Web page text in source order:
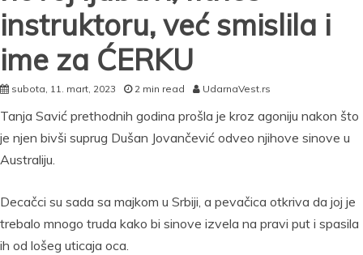
instruktoru, već smislila i
ime za ĆERKU
subota, 11. mart, 2023 2 min read UdarnaVest.rs
Tanja Savić prethodnih godina prošla je kroz agoniju nakon što
je njen bivši suprug Dušan Jovančević odveo njihove sinove u
Australiju.
Decačci su sada sa majkom u Srbiji, a pevačica otkriva da joj je
trebalo mnogo truda kako bi sinove izvela na pravi put i spasila
ih od lošeg uticaja oca.